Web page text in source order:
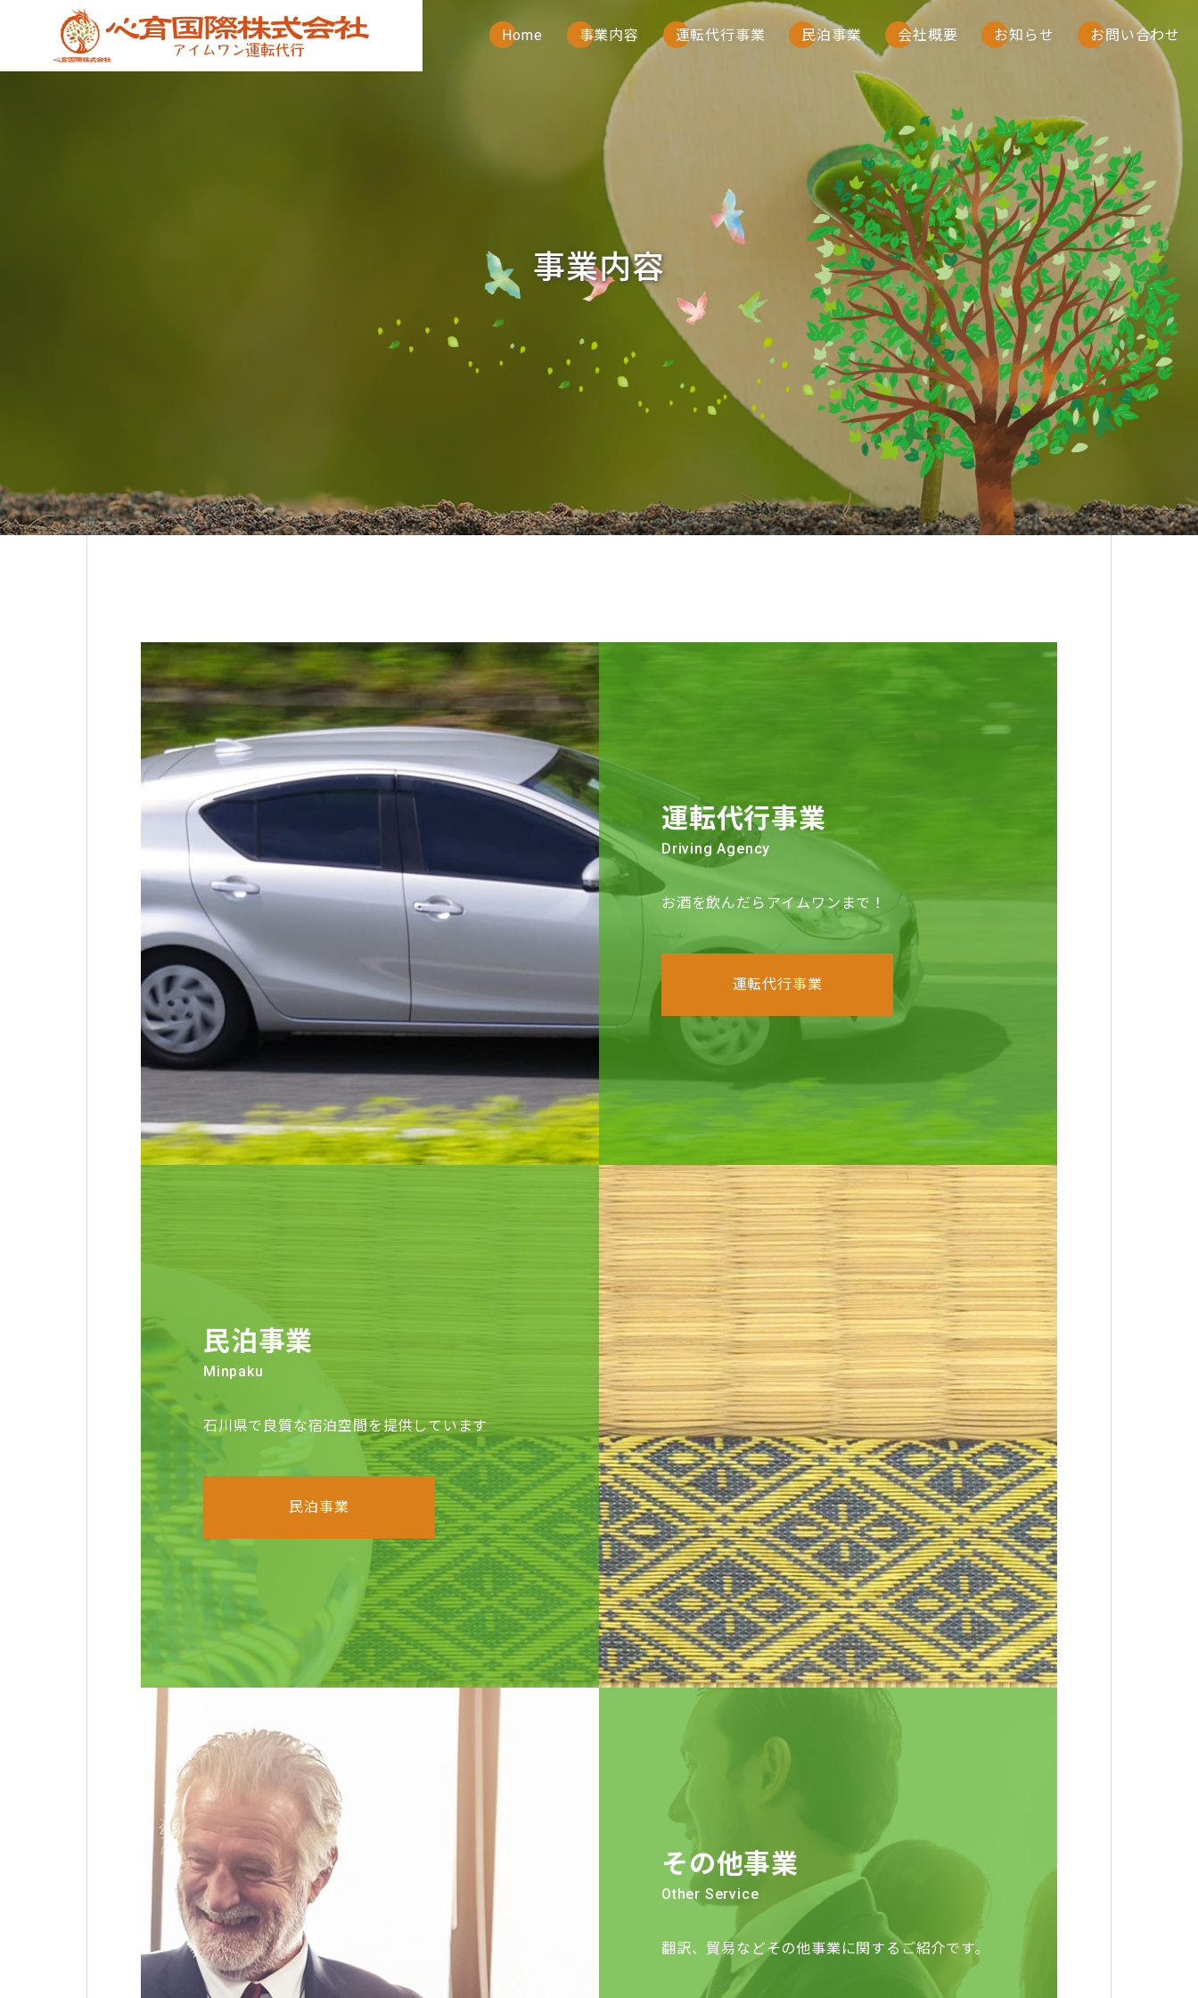
Home 事業内容 運転代行事業 民泊事業 会社概要 お知らせ お問い合わせ
事業内容
運転代行事業
Driving Agency
お酒を飲んだらアイムワンまで！
運転代行事業
民泊事業
Minpaku
石川県で良質な宿泊空間を提供しています
民泊事業
その他事業
Other Service
翻訳、貿易などその他事業に関するご紹介です。